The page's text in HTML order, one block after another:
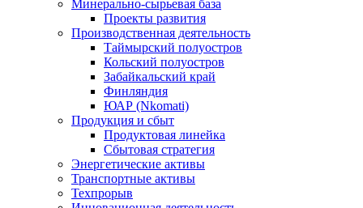
Минерально-сырьевая база
Проекты развития
Производственная деятельность
Таймырский полуостров
Кольский полуостров
Забайкальский край
Финляндия
ЮАР (Nkomati)
Продукция и сбыт
Продуктовая линейка
Сбытовая стратегия
Энергетические активы
Транспортные активы
Техпрорыв